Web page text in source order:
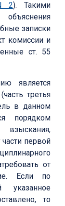
2). Такими
объяснения
записки
комиссии и
ст. 55
является
третья
в данном
порядком
первой
от
Если по
указанное
то